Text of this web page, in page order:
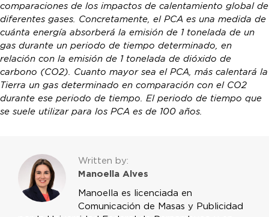
comparaciones de los impactos de calentamiento global de
diferentes gases. Concretamente, el PCA es una medida de
cuánta energía absorberá la emisión de 1 tonelada de un
gas durante un periodo de tiempo determinado, en
relación con la emisión de 1 tonelada de dióxido de
carbono (CO2). Cuanto mayor sea el PCA, más calentará la
Tierra un gas determinado en comparación con el CO2
durante ese periodo de tiempo. El periodo de tiempo que
se suele utilizar para los PCA es de 100 años.
Written by:
Manoella Alves
Manoella es licenciada en
Comunicación de Masas y Publicidad